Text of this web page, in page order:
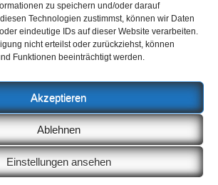
zu speichern und/oder darauf
Technologien zustimmst, können wir Daten
eindeutige IDs auf dieser Website verarbeiten.
nicht erteilst oder zurückziehst, können
Funktionen beeinträchtigt werden.
Akzeptieren
Ablehnen
Einstellungen ansehen
Piraten Piratenpartei Polizeimeldungen
Senat SPD
(EU)